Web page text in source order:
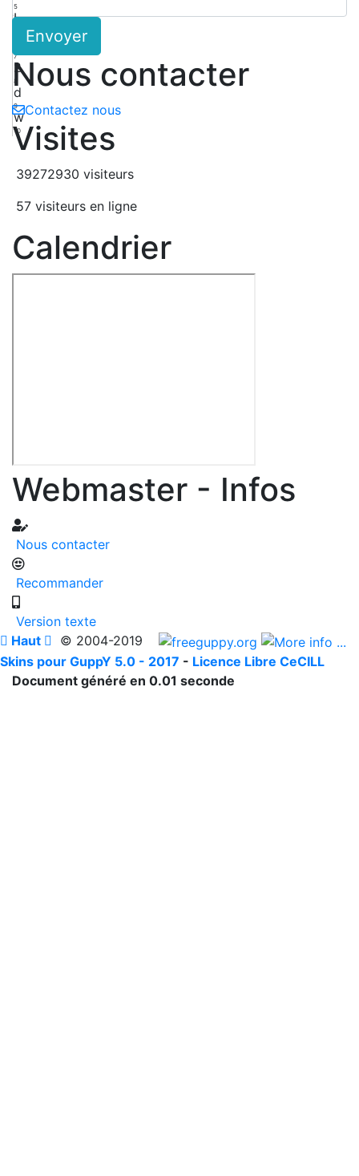
5
L
7
2
8
d
9
w
10
Envoyer
Nous contacter
Contactez nous
Visites
39272930 visiteurs
57 visiteurs en ligne
Calendrier
Webmaster - Infos
Nous contacter
Recommander
Version texte
 Haut  © 2004-2019
Skins pour GuppY 5.0 - 2017 - Licence Libre CeCILL
Document généré en 0.01 seconde